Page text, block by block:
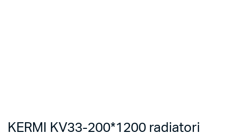
KERMI KV33-200*1200 radiatori